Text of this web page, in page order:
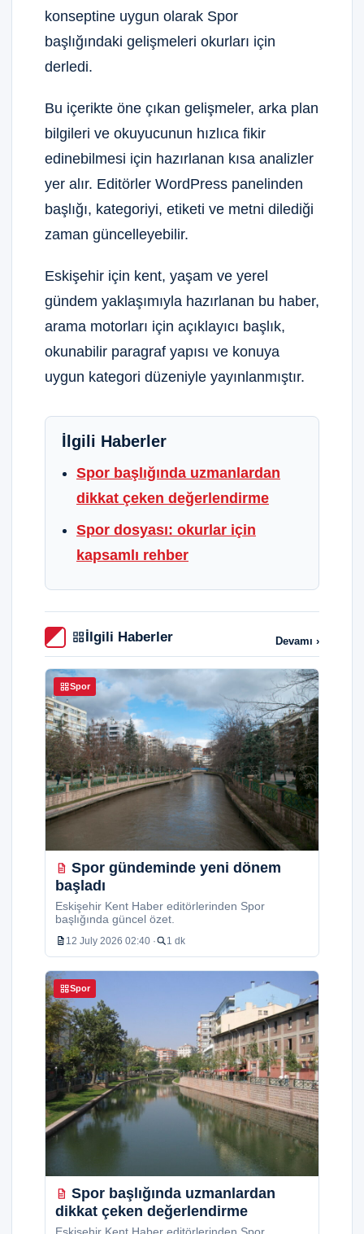
konseptine uygun olarak Spor
başlığındaki gelişmeleri okurları için
derledi.
Bu içerikte öne çıkan gelişmeler, arka plan
bilgileri ve okuyucunun hızlıca fikir
edinebilmesi için hazırlanan kısa analizler
yer alır. Editörler WordPress panelinden
başlığı, kategoriyi, etiketi ve metni dilediği
zaman güncelleyebilir.
Eskişehir için kent, yaşam ve yerel
gündem yaklaşımıyla hazırlanan bu haber,
arama motorları için açıklayıcı başlık,
okunabilir paragraf yapısı ve konuya
uygun kategori düzeniyle yayınlanmıştır.
İlgili Haberler
Spor başlığında uzmanlardan
dikkat çeken değerlendirme
Spor dosyası: okurlar için
kapsamlı rehber
İlgili Haberler Devamı ›
Spor
Spor gündeminde yeni dönem
başladı
Eskişehir Kent Haber editörlerinden Spor
başlığında güncel özet.
12 July 2026 02:40 · 1 dk
Spor
Spor başlığında uzmanlardan
dikkat çeken değerlendirme